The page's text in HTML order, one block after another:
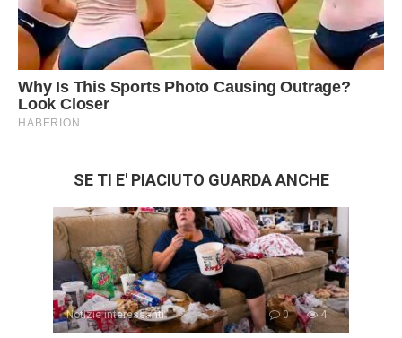
SE TI E' PIACIUTO GUARDA ANCHE
Notizie interessanti 0 4